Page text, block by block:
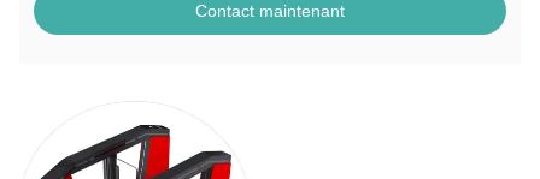
Contact maintenant